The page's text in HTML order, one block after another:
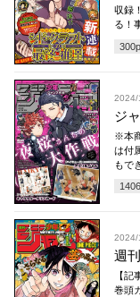
収録
る！
300
2024/
ジ
※本
は付
もで
1406
2024/
週
【
巻頭